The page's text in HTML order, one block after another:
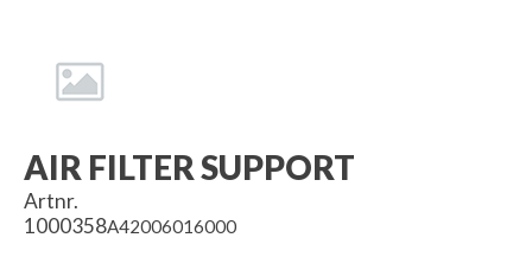
AIR FILTER SUPPORT
Artnr.
1000358A42006016000